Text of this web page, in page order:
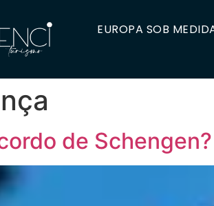
EUROPA SOB
de Schengen?